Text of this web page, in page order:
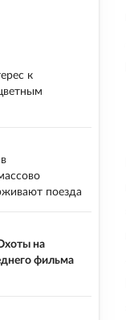
к
поезда
на
фильма